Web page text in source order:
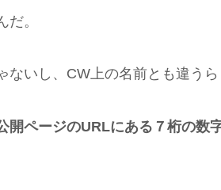
。
ないし、CW上の名前とも違うら
開ページのURLにある７桁の数